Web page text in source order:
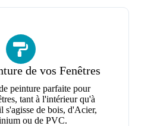
de vos Fenêtres
peinture parfaite pour
tant à l'intérieur qu'à
s'agisse de bois, d'Acier,
ou de PVC.